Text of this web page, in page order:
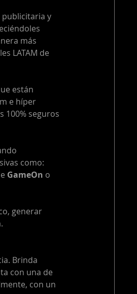
publicitaria y
más
LATAM de
están
e híper
100% seguros
como:
GameOn o
generar
Brinda
con una de
con un